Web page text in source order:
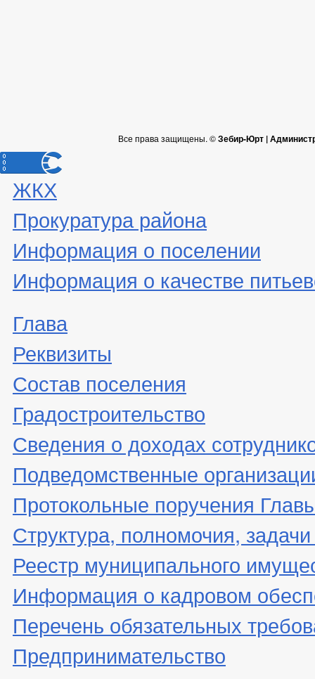
Все права защищены. ©Зебир-Юрт |
ЖКХ
Прокуратура района
Информация о поселении
Информация о качестве
Глава
Реквизиты
Состав поселения
Градостроительство
Сведения о доходах
Подведомственные
Протокольные поручения
Структура, полномочия,
Реестр муниципального
Информация о кадровом
Перечень обязательных
Предпринимательство